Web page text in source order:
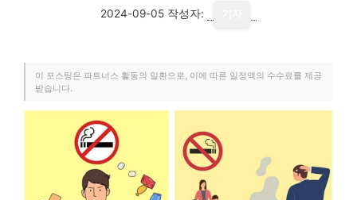
2024-09-05 작성자:
이 포스팅은 파트너스 활동의 일환으로, 이에 따른 일정액의 수수료를 제공
받습니다.